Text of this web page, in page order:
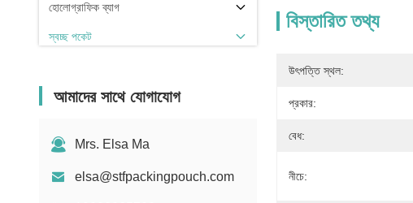
হোলোগ্রাফিক ব্যাগ
স্বচ্ছ পকেট
আমাদের সাথে যোগাযোগ
Mrs. Elsa Ma
elsa@stfpackingpouch.com
বিস্তারিত তথ্য
উৎপত্তি স্থল:
প্রকার:
বেধ:
নীচে: